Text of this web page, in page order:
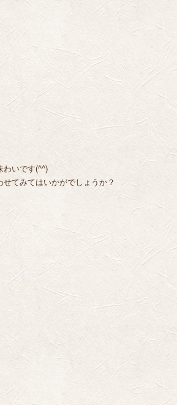
わいです(^^)
てみてはいかがでしょうか？